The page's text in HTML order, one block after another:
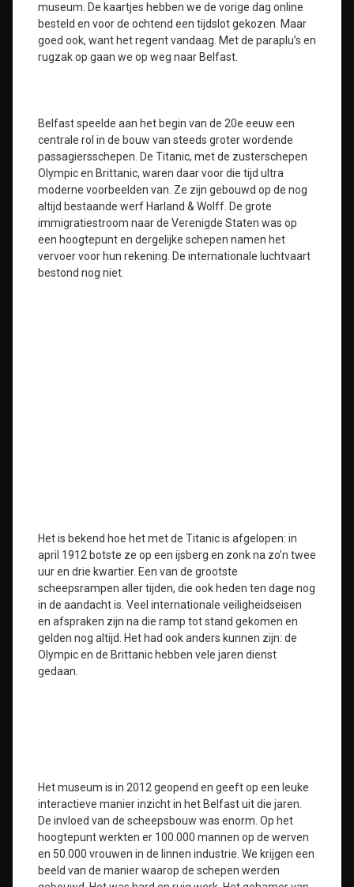
museum. De kaartjes hebben we de vorige dag online
besteld en voor de ochtend een tijdslot gekozen. Maar
goed ook, want het regent vandaag. Met de paraplu’s en
rugzak op gaan we op weg naar Belfast.
Belfast speelde aan het begin van de 20e eeuw een
centrale rol in de bouw van steeds groter wordende
passagiersschepen. De Titanic, met de zusterschepen
Olympic en Brittanic, waren daar voor die tijd ultra
moderne voorbeelden van. Ze zijn gebouwd op de nog
altijd bestaande werf Harland & Wolff. De grote
immigratiestroom naar de Verenigde Staten was op
een hoogtepunt en dergelijke schepen namen het
vervoer voor hun rekening. De internationale luchtvaart
bestond nog niet.
Het is bekend hoe het met de Titanic is afgelopen: in
april 1912 botste ze op een ijsberg en zonk na zo’n twee
uur en drie kwartier. Een van de grootste
scheepsrampen aller tijden, die ook heden ten dage nog
in de aandacht is. Veel internationale veiligheidseisen
en afspraken zijn na die ramp tot stand gekomen en
gelden nog altijd. Het had ook anders kunnen zijn: de
Olympic en de Brittanic hebben vele jaren dienst
gedaan.
Het museum is in 2012 geopend en geeft op een leuke
interactieve manier inzicht in het Belfast uit die jaren.
De invloed van de scheepsbouw was enorm. Op het
hoogtepunt werkten er 100.000 mannen op de werven
en 50.000 vrouwen in de linnen industrie. We krijgen een
beeld van de manier waarop de schepen werden